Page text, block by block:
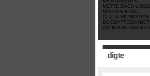
METTE BACH
MORTEN KIDAL
CLAUS HENRIKSEN
BOGBYTTESKABET
OM
digte